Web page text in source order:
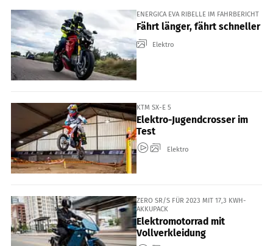
ENERGICA EVA RIBELLE IM FAHRBERICHT
Fährt länger, fährt schneller
Elektro
KTM SX-E 5
Elektro-Jugendcrosser im
Test
Elektro
ZERO SR/S FÜR 2023 MIT 17,3 KWH-
AKKUPACK
Elektromotorrad mit
Vollverkleidung